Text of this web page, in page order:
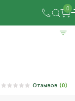
0
Отзывов (0)